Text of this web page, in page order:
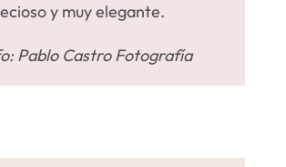
y muy elegante.
: Pablo Castro Fotografía